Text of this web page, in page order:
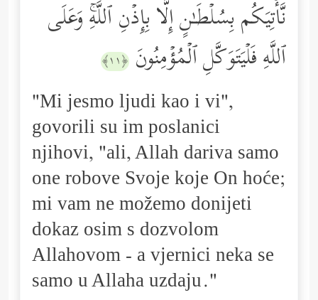
نَّأۡتِیَكُم بِسُلۡطَـٰنٍ إِلَّا بِإِذۡنِ ٱللَّهِۚ وَعَلَى
ٱللَّهِ فَلۡیَتَوَكَّلِ ٱلۡمُؤۡمِنُونَ ﴿١١﴾
"Mi jesmo ljudi kao i vi",
govorili su im poslanici
njihovi, "ali, Allah dariva samo
one robove Svoje koje On hoće;
mi vam ne možemo donijeti
dokaz osim s dozvolom
Allahovom - a vjernici neka se
samo u Allaha uzdaju."